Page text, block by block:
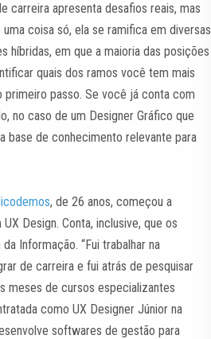
carreira apresenta desafios reais, mas
coisa só, ela se ramifica em diversas
híbridas, em que a maioria das posições
quais dos ramos você tem mais
primeiro passo. Se você já conta com
no caso de um Designer Gráfico que
base de conhecimento relevante para
, de 26 anos, começou a
Design. Conta, inclusive, que os
Informação. “Fui trabalhar na
de carreira e fui atrás de pesquisar
meses de cursos especializantes
como UX Designer Júnior na
softwares de gestão para